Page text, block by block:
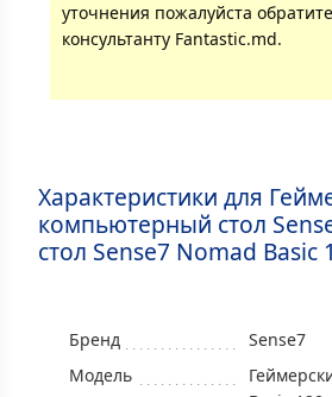
уточнения пожалуйста
консультанту Fantastic.md.
Характеристики для
компьютерный стол
стол Sense7 Nomad Basic
Бренд
Sense7
Модель